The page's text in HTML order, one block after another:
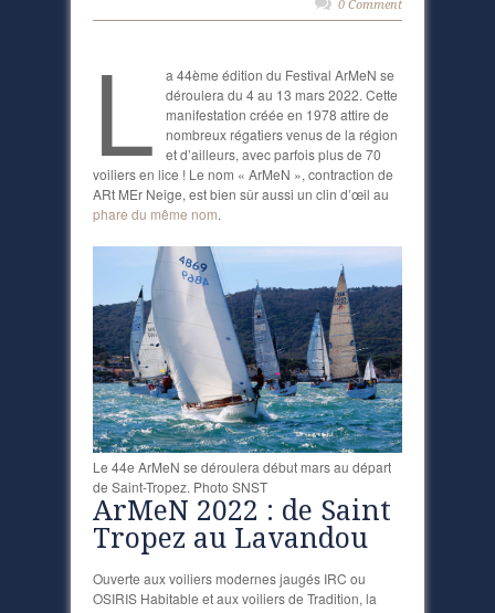
0 Comment
L
a 44ème édition du Festival ArMeN se
déroulera du 4 au 13 mars 2022. Cette
manifestation créée en 1978 attire de
nombreux régatiers venus de la région
et d’ailleurs, avec parfois plus de 70
voiliers en lice ! Le nom « ArMeN », contraction de
ARt MEr Neige, est bien sûr aussi un clin d’œil au
phare du même nom.
Le 44e ArMeN se déroulera début mars au départ
de Saint-Tropez. Photo SNST
ArMeN 2022 : de Saint
Tropez au Lavandou
Ouverte aux voiliers modernes jaugés IRC ou
OSIRIS Habitable et aux voiliers de Tradition, la